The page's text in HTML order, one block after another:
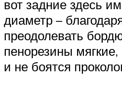
вот задние здесь
диаметр –
преодолевать
пенорезины
и не боятся